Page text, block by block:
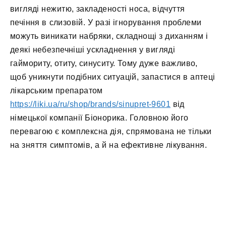
вигляді нежитю, закладеності носа, відчуття
печіння в слизовій. У разі ігнорування проблеми
можуть виникати набряки, складнощі з диханням і
деякі небезпечніші ускладнення у вигляді
гаймориту, отиту, синуситу. Тому дуже важливо,
щоб уникнути подібних ситуацій, запастися в аптеці
лікарським препаратом
https://liki.ua/ru/shop/brands/sinupret-9601 від
німецької компанії Біонорика. Головною його
перевагою є комплексна дія, спрямована не тільки
на зняття симптомів, а й на ефективне лікування.